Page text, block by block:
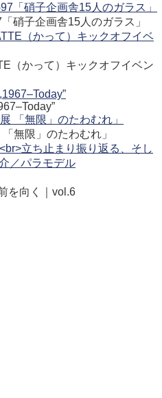
硝子企画舎15人のガラス」
（かって）キックオフイベン
無限」のたわむれ」
を向く｜vol.6